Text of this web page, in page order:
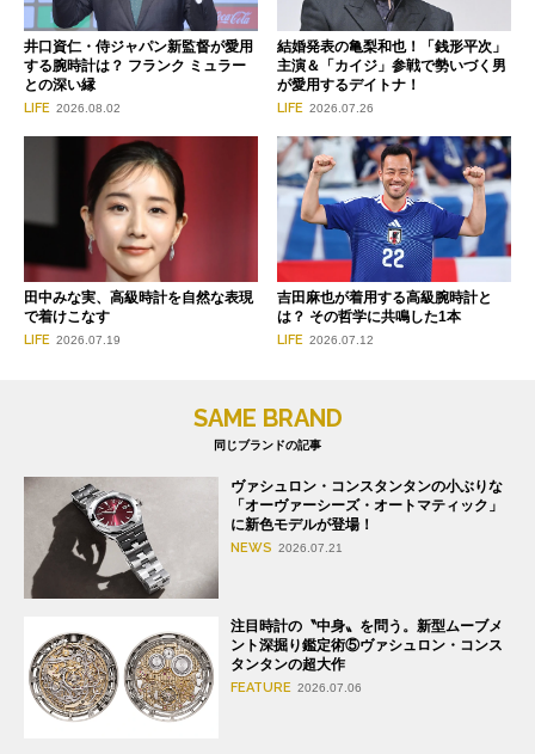
井口資仁・侍ジャパン新監督が愛用
する腕時計は？ フランク ミュラー
との深い縁
LIFE 2026.08.02
結婚発表の亀梨和也！「銭形平次」
主演＆「カイジ」参戦で勢いづく男
が愛用するデイトナ！
LIFE 2026.07.26
田中みな実、高級時計を自然な表現
で着けこなす
LIFE 2026.07.19
吉田麻也が着用する高級腕時計と
は？ その哲学に共鳴した1本
LIFE 2026.07.12
SAME BRAND
同じブランドの記事
ヴァシュロン・コンスタンタンの小ぶりな
「オーヴァーシーズ・オートマティック」
に新色モデルが登場！
NEWS 2026.07.21
注目時計の〝中身〟を問う。新型ムーブメ
ント深掘り鑑定術⑤ヴァシュロン・コンス
タンタンの超大作
FEATURE 2026.07.06